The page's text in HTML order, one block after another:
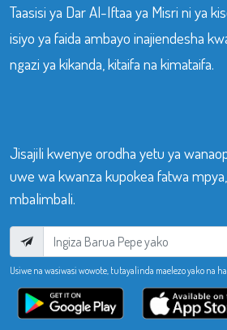
Taasisi ya Dar Al-Iftaa ya Misri ni ya
isiyo ya faida ambayo inajiendesha
ngazi ya kikanda, kitaifa na kimataifa.
Jisajili kwenye orodha yetu ya
uwe wa kwanza kupokea fatwa
mbalimbali.
Usiwe na wasiwasi wowote, tutayalinda maelezo yako na